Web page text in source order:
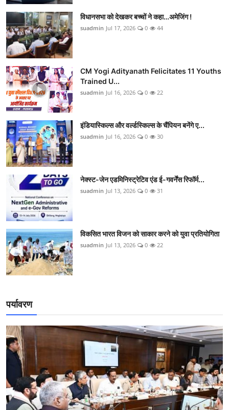
विधानसभा को देखकर बच्चों ने कहा…अमेजिंग !
suadmin Jul 17, 2026 0 44
CM Yogi Adityanath Felicitates 11 Youths
Trained U...
suadmin Jul 16, 2026 0 22
इंडियास्किल्स और वर्ल्डस्किल्स के चैंपियन बनेंगे ए...
suadmin Jul 16, 2026 0 30
नेक्स्ट-जेन एडमिनिस्ट्रेटिव एंड ई-गवर्नेंस रिफॉर्म...
suadmin Jul 13, 2026 0 31
विकसित भारत विजन को साकार करने को युवा प्रतियोगिता
suadmin Jul 13, 2026 0 22
पर्यावरण